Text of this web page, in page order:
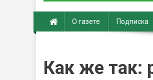
Хойники.
О газете Подписка
Как же так: